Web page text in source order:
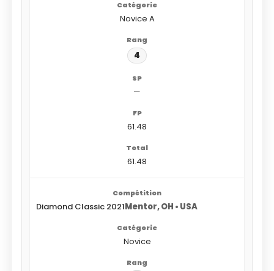
Novice A
4
—
61.48
61.48
Diamond Classic 2021Mentor, OH • USA
Novice